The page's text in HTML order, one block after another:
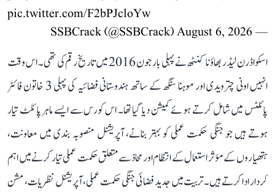
pic.twitter.com/F2bPJcloYw
— SSBCrack (@SSBCrack)
August 6, 2026
اسکواڈرن لیڈر بھاؤنا کنٹھ نے پہلی بار جون 2016 میں تاریخ رقم کی تھی۔ اس وقت
انہیں اونی چترویدی اور موہنا سنگھ کے ساتھ ہندوستانی فضائیہ کی پہلی 3 خاتون فائٹر
پائلٹس میں شامل کرتے ہوئے کمیشن دیا گیا تھا۔ اس کورس سے ایسے ماہر پائلٹ تیار
ہوتے ہیں جو جنگی حکمت عملی کو بہتر بنانے، آپریشنل منصوبہ بندی میں معاونت،
ہتھیاروں کے مؤثر استعمال کے انتظام اور محاذ سے متعلق حکمت عملی تیار کرنے میں اہم
کردار ادا کرتے ہیں۔ تربیت میں جدید فضائی جنگی حکمت عملی، آپریشنل نظریات، مشن